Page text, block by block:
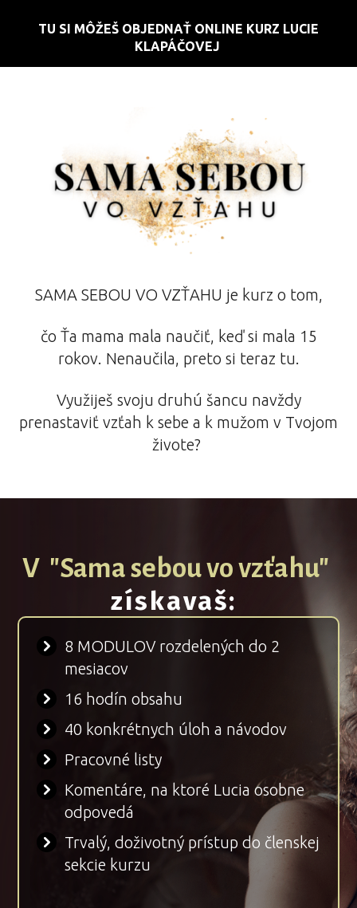
TU SI MÔŽEŠ OBJEDNAŤ ONLINE KURZ LUCIE
KLAPÁČOVEJ
SAMA SEBOU VO VZŤAHU je kurz o tom,
čo Ťa mama mala naučiť, keď si mala 15
rokov. Nenaučila, preto si teraz tu.
Využiješ svoju druhú šancu navždy
prenastaviť vzťah k sebe a k mužom v Tvojom
živote?
V "Sama sebou vo vzťahu"
získavaš:
8 MODULOV rozdelených do 2
mesiacov
16 hodín obsahu
40 konkrétnych úloh a návodov
Pracovné listy
Komentáre, na ktoré Lucia osobne
odpovedá
Trvalý, doživotný prístup do členskej
sekcie kurzu